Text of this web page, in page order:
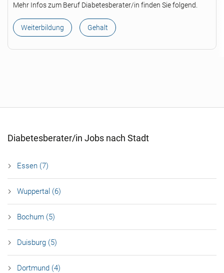
Mehr Infos zum Beruf Diabetesberater/in finden Sie folgend.
Weiterbildung Gehalt
Diabetesberater/in Jobs nach Stadt
Essen (7)
Wuppertal (6)
Bochum (5)
Duisburg (5)
Dortmund (4)